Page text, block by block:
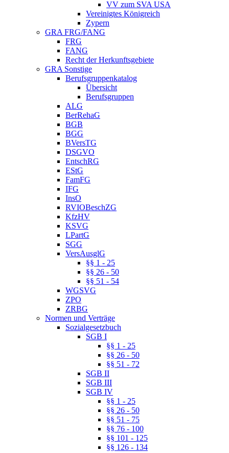
VV zum SVA USA
Vereinigtes Königreich
Zypern
GRA FRG/FANG
FRG
FANG
Recht der Herkunftsgebiete
GRA Sonstige
Berufsgruppenkatalog
Übersicht
Berufsgruppen
ALG
BerRehaG
BGB
BGG
BVersTG
DSGVO
EntschRG
EStG
FamFG
IFG
InsO
RVIOBeschZG
KfzHV
KSVG
LPartG
SGG
VersAusglG
§§ 1 - 25
§§ 26 - 50
§§ 51 - 54
WGSVG
ZPO
ZRBG
Normen und Verträge
Sozialgesetzbuch
SGB I
§§ 1 - 25
§§ 26 - 50
§§ 51 - 72
SGB II
SGB III
SGB IV
§§ 1 - 25
§§ 26 - 50
§§ 51 - 75
§§ 76 - 100
§§ 101 - 125
§§ 126 - 134